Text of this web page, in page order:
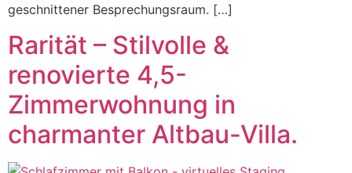
geschnittener Besprechungsraum. […]
Rarität – Stilvolle &
renovierte 4,5-
Zimmerwohnung in
charmanter Altbau-Villa.